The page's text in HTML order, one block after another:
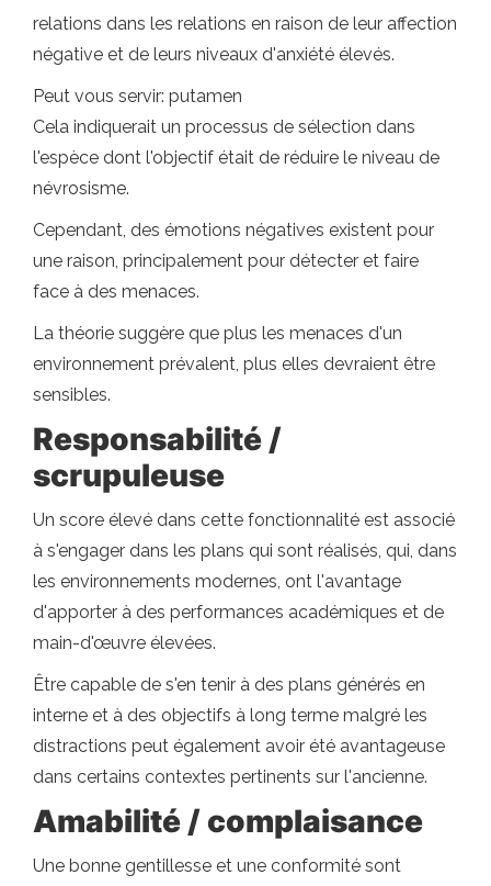
relations dans les relations en raison de leur affection
négative et de leurs niveaux d'anxiété élevés.
Peut vous servir: putamen
Cela indiquerait un processus de sélection dans
l'espèce dont l'objectif était de réduire le niveau de
névrosisme.
Cependant, des émotions négatives existent pour
une raison, principalement pour détecter et faire
face à des menaces.
La théorie suggère que plus les menaces d'un
environnement prévalent, plus elles devraient être
sensibles.
Responsabilité /
scrupuleuse
Un score élevé dans cette fonctionnalité est associé
à s'engager dans les plans qui sont réalisés, qui, dans
les environnements modernes, ont l'avantage
d'apporter à des performances académiques et de
main-d'œuvre élevées.
Être capable de s'en tenir à des plans générés en
interne et à des objectifs à long terme malgré les
distractions peut également avoir été avantageuse
dans certains contextes pertinents sur l'ancienne.
Amabilité / complaisance
Une bonne gentillesse et une conformité sont